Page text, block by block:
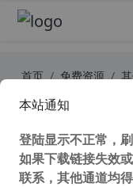
首页 免费资源
抖音极速版
天可以赚多
56,641 次浏览次阅读
本站通知
登陆显示不正常，
如果下载链接失效
联系，其他通道均